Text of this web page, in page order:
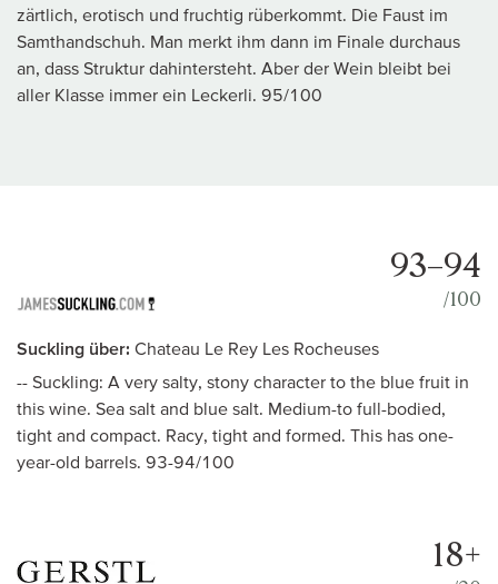
zärtlich, erotisch und fruchtig rüberkommt. Die Faust im
Samthandschuh. Man merkt ihm dann im Finale durchaus
an, dass Struktur dahintersteht. Aber der Wein bleibt bei
aller Klasse immer ein Leckerli. 95/100
93–94
/100
Suckling über: Chateau Le Rey Les Rocheuses
-- Suckling: A very salty, stony character to the blue fruit in
this wine. Sea salt and blue salt. Medium-to full-bodied,
tight and compact. Racy, tight and formed. This has one-
year-old barrels. 93-94/100
18+